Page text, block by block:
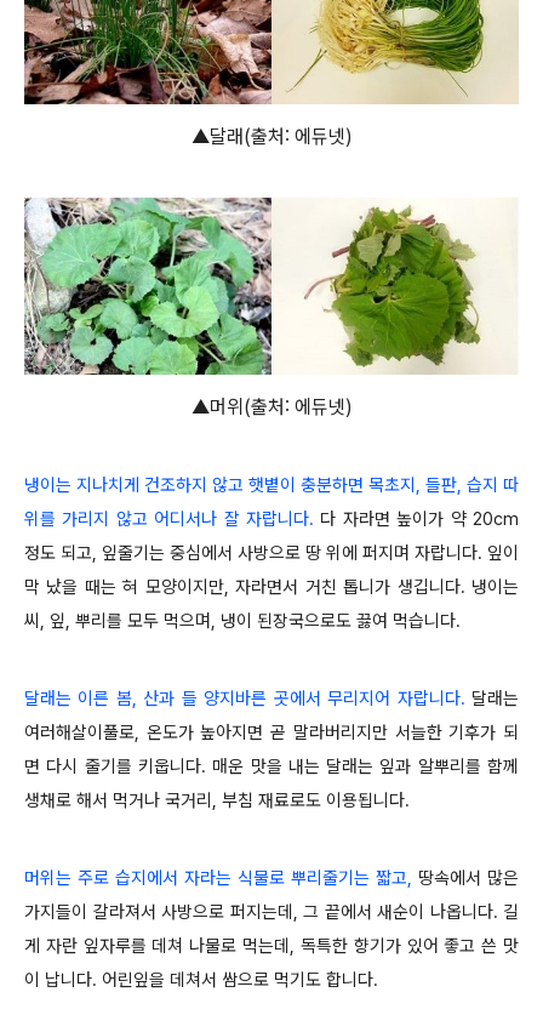
▲달래(출처: 에듀넷)
▲머위(출처: 에듀넷)
냉이는 지나치게 건조하지 않고 햇볕이 충분하면 목초지, 들판, 습지 따
위를 가리지 않고 어디서나 잘 자랍니다. 다 자라면 높이가 약 20cm
정도 되고, 잎줄기는 중심에서 사방으로 땅 위에 퍼지며 자랍니다. 잎이
막 났을 때는 혀 모양이지만, 자라면서 거친 톱니가 생깁니다. 냉이는
씨, 잎, 뿌리를 모두 먹으며, 냉이 된장국으로도 끓여 먹습니다.
달래는 이른 봄, 산과 들 양지바른 곳에서 무리지어 자랍니다. 달래는
여러해살이풀로, 온도가 높아지면 곧 말라버리지만 서늘한 기후가 되
면 다시 줄기를 키웁니다. 매운 맛을 내는 달래는 잎과 알뿌리를 함께
생채로 해서 먹거나 국거리, 부침 재료로도 이용됩니다.
머위는 주로 습지에서 자라는 식물로 뿌리줄기는 짧고,
땅속에서 많은
가지들이 갈라져서 사방으로 퍼지는데, 그 끝에서 새순이 나옵니다. 길
게 자란 잎자루를 데쳐 나물로 먹는데, 독특한 향기가 있어 좋고 쓴 맛
이 납니다. 어린잎을 데쳐서 쌈으로 먹기도 합니다.